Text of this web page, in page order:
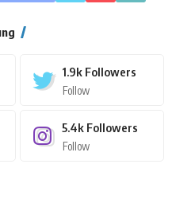
1.9k Followers
Follow
5.4k Followers
Follow